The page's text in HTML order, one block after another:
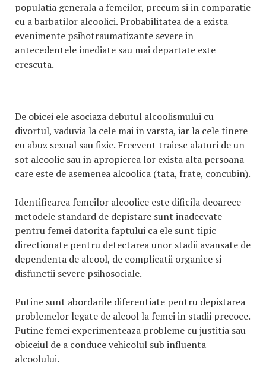
populatia generala a femeilor, precum si in comparatie
cu a barbatilor alcoolici. Probabilitatea de a exista
evenimente psihotraumatizante severe in
antecedentele imediate sau mai departate este
crescuta.
De obicei ele asociaza debutul alcoolismului cu
divortul, vaduvia la cele mai in varsta, iar la cele tinere
cu abuz sexual sau fizic. Frecvent traiesc alaturi de un
sot alcoolic sau in apropierea lor exista alta persoana
care este de asemenea alcoolica (tata, frate, concubin).
Identificarea femeilor alcoolice este dificila deoarece
metodele standard de depistare sunt inadecvate
pentru femei datorita faptului ca ele sunt tipic
directionate pentru detectarea unor stadii avansate de
dependenta de alcool, de complicatii organice si
disfunctii severe psihosociale.
Putine sunt abordarile diferentiate pentru depistarea
problemelor legate de alcool la femei in stadii precoce.
Putine femei experimenteaza probleme cu justitia sau
obiceiul de a conduce vehicolul sub influenta
alcoolului.